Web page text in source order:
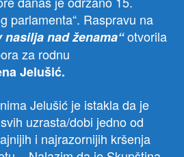
parlamenta“. Raspravu na
nad ženama“otvorila
za rodnu
Jelušić.
Jelušić je istakla da je
uzrasta/dobi jedno od
i najrazornijih kršenja